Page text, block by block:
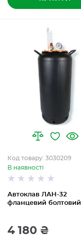
Автоклав ЛАН-32
фланцевий болтовий
Код товару: 3030209
В наявності
4 180 ₴